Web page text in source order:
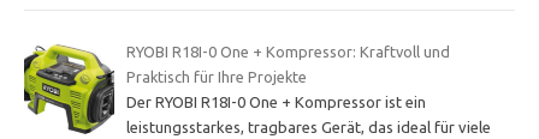
RYOBI R18I-0 One + Kompressor: Kraftvoll und
Praktisch für Ihre Projekte
Der RYOBI R18I-0 One + Kompressor ist ein
leistungsstarkes, tragbares Gerät, das ideal für viele